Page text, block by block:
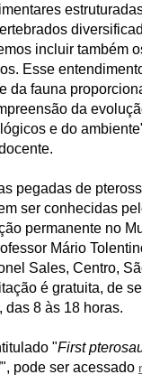
incluir também
Esse
da fauna
da
e do
pegadas de
ser conhecidas
permanente no
Mário
Sales, Centro,
é gratuita, de
das 8 às 18 horas.
"First
", pode ser acessado